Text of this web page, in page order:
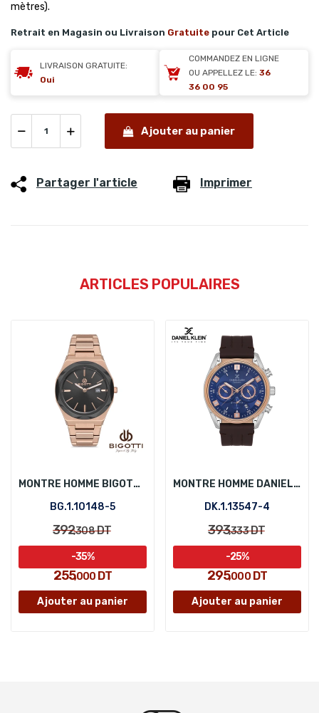
mètres).
Retrait en Magasin ou Livraison Gratuite pour Cet Article
LIVRAISON GRATUITE:
Oui
COMMANDEZ EN LIGNE
OU APPELLEZ LE: 36
36 00 95
Ajouter au panier
Partager l'article Imprimer
ARTICLES POPULAIRES
MONTRE HOMME BIGOTTI BG.1.10148-5
BG.1.10148-5
392,308DT
255,000 DT
-35%
Ajouter au panier
MONTRE HOMME DANIEL KLEIN DK.1.13547-4
DK.1.13547-4
393,333DT
295,000DT
-25%
Ajouter au panier